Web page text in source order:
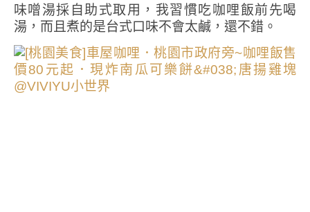
味噌湯採自助式取用，我習慣吃咖哩飯前先喝
湯，而且煮的是台式口味不會太鹹，還不錯。